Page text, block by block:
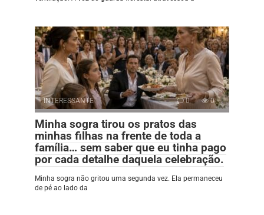
INTERESSANTE 0 0
Minha sogra tirou os pratos das
minhas filhas na frente de toda a
família… sem saber que eu tinha pago
por cada detalhe daquela celebração.
Minha sogra não gritou uma segunda vez. Ela permaneceu
de pé ao lado da